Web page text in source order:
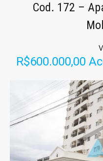
Cod. 172 –
R$600.000,00